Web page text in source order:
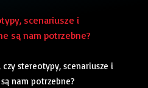
scenariusze i
są nam potrzebne?
stereotypy, scenariusze i
nam potrzebne?